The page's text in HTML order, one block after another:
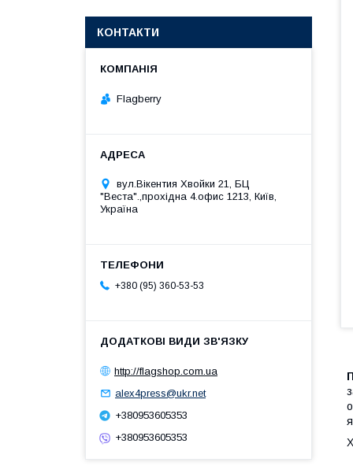
КОНТАКТИ
Flagberry
вул.Вікентия Хвойки 21, БЦ
"Веста".,прохідна 4.офис 1213, Київ,
Україна
+380 (95) 360-53-53
http://flagshop.com.ua
alex4press@ukr.net
+380953605353
+380953605353